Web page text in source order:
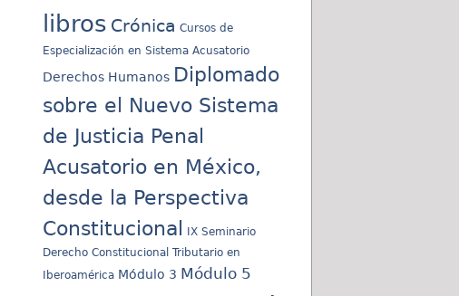
libros Crónica Cursos de
Especialización en Sistema Acusatorio
Derechos Humanos Diplomado
sobre el Nuevo Sistema
de Justicia Penal
Acusatorio en México,
desde la Perspectiva
Constitucional
IX Seminario
Derecho Constitucional Tributario en
Iberoamérica Módulo 3 Módulo 5